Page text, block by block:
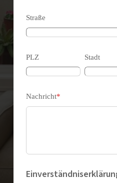
Straße
PLZ Stadt
Nachricht*